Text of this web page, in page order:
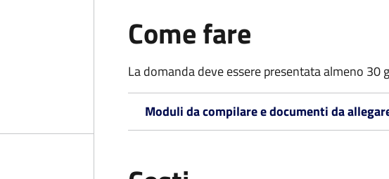
Come fare
La domanda deve essere presentataalmeno 30
Moduli da compilare e documenti da